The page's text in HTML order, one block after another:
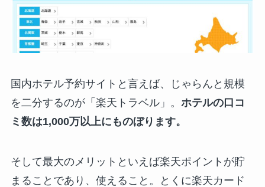
国内ホテル予約サイトと言えば、じゃらんと規模
を二分するのが「楽天トラベル」。 ホテルの口コ
ミ数は1,000万以上にものぼります。
そして最大のメリットといえば楽天ポイントが貯
まることであり、使えること。とくに楽天カード